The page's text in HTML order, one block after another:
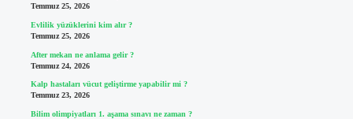
Temmuz 25, 2026
Evlilik yüzüklerini kim alır ?
Temmuz 25, 2026
After mekan ne anlama gelir ?
Temmuz 24, 2026
Kalp hastaları vücut geliştirme yapabilir mi ?
Temmuz 23, 2026
Bilim olimpiyatları 1. aşama sınavı ne zaman ?